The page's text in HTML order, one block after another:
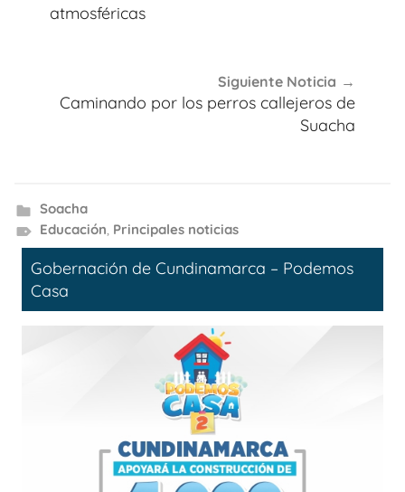
atmosféricas
Siguiente Noticia
Caminando por los perros callejeros de
Suacha
Soacha
Educación, Principales noticias
Gobernación de Cundinamarca – Podemos
Casa